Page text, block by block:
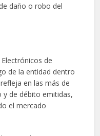
daño o robo del
de
de la entidad dentro
en las más de
de débito emitidas,
el mercado